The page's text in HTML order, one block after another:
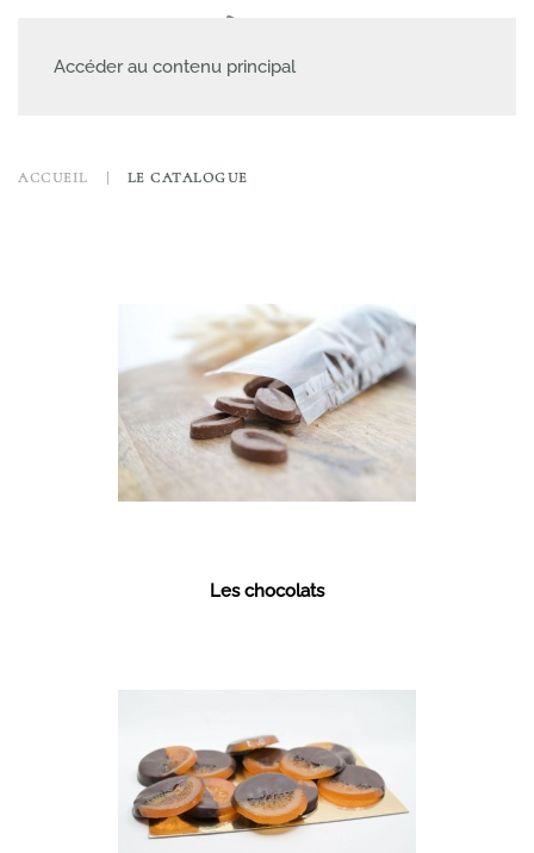
Accéder au contenu principal
ACCUEIL LE CATALOGUE
Les chocolats